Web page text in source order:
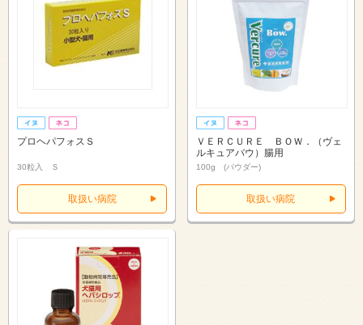
プロヘパフォスＳ
30粒入 Ｓ
取扱い病院
ＶＥＲＣＵＲＥ ＢＯＷ．（ヴェ
ルキュアバウ）腸用
100g (パウダー)
取扱い病院